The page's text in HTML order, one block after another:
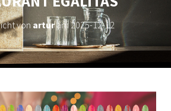
von arturam2025-12-12